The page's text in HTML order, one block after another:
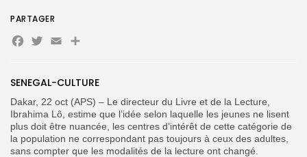
Search
for:
Button
FR
SENEGAL-CULTURE
Dakar, 22 oct (APS) – Le directeur du Livre et de la Lecture,
Ibrahima Lô, estime que l’idée selon laquelle les jeunes ne lisent
plus doit être nuancée, les centres d’intérêt de cette catégorie de
la population ne correspondant pas toujours à ceux des adultes,
sans compter que les modalités de la lecture ont changé.
PARTAGER
Facebook
Twitter
EmailPartager